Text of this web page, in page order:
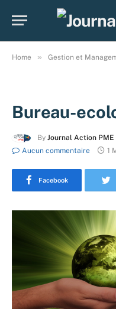
Home » Gestion et
Bureau-
By Journal Action PME
Aucun commentaire
1
Facebook